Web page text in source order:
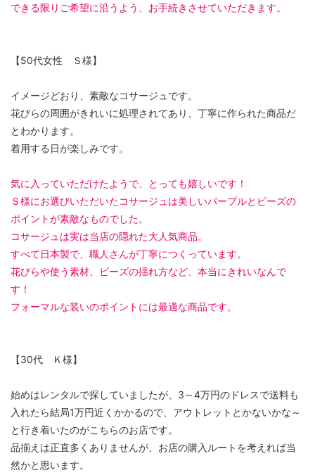
できる限りご希望に沿うよう、お手続きさせていただきます。
【50代女性 Ｓ様】
イメージどおり、素敵なコサージュです。
花びらの周囲がきれいに処理されてあり、丁寧に作られた商品だ
とわかります。
着用する日が楽しみです。
気に入っていただけたようで、とっても嬉しいです！
Ｓ様にお選びいただいたコサージュは美しいパープルとビーズの
ポイントが素敵なものでした。
コサージュは実は当店の隠れた大人気商品。
すべて日本製で、職人さんが丁寧につくっています。
花びらや使う素材、ビーズの揺れ方など、本当にきれいなんで
す！
フォーマルな装いのポイントには最適な商品です。
【30代 Ｋ様】
始めはレンタルで探していましたが、3～4万円のドレスで送料も
入れたら結局1万円近くかかるので、アウトレットとかないかな～
と行き着いたのがこちらのお店です。
品揃えは正直多くありませんが、お店の購入ルートを考えれば当
然かと思います。